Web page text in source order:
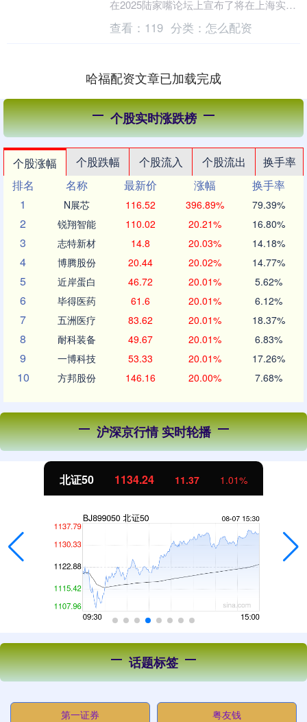
在2025陆家嘴论坛上宣布了将在上海实施
的八项政策举措。 他还以“关于全球金融
治理的若干....
查看： 119 分类： 怎么配资
哈福配资文章已加载完成
个股实时涨跌榜
个股涨幅 个股跌幅 个股流入 个股流出
换手率
排名
名称 最新价 涨幅
换手率
1
N展芯 116.52 396.89% 79.39%
2 锐翔智能 110.02 20.21% 16.80%
3 志特新材 14.8 20.03% 14.18%
4 博腾股份 20.44 20.02% 14.77%
5 近岸蛋白 46.72 20.01% 5.62%
6 毕得医药 61.6 20.01% 6.12%
7 五洲医疗 83.62 20.01% 18.37%
8 耐科装备 49.67 20.01% 6.83%
9 一博科技 53.33 20.01% 17.26%
10 方邦股份 146.16 20.00% 7.68%
沪深京行情 实时轮播
北证50 1134.24 11.37 1.01%
话题标签
第一证券 粤友钱